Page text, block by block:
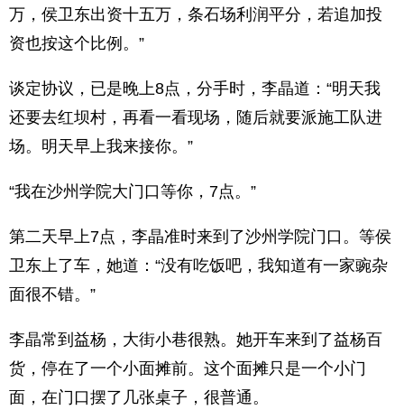
万，侯卫东出资十五万，条石场利润平分，若追加投
资也按这个比例。”
谈定协议，已是晚上8点，分手时，李晶道：“明天我
还要去红坝村，再看一看现场，随后就要派施工队进
场。明天早上我来接你。”
“我在沙州学院大门口等你，7点。”
第二天早上7点，李晶准时来到了沙州学院门口。等侯
卫东上了车，她道：“没有吃饭吧，我知道有一家豌杂
面很不错。”
李晶常到益杨，大街小巷很熟。她开车来到了益杨百
货，停在了一个小面摊前。这个面摊只是一个小门
面，在门口摆了几张桌子，很普通。